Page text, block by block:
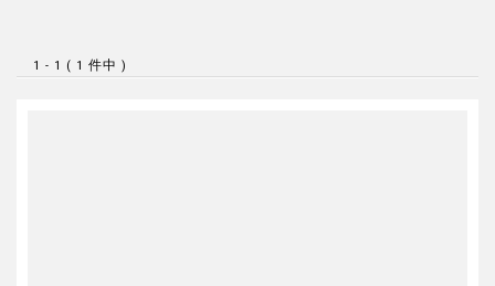
1 - 1 ( 1 件中 )